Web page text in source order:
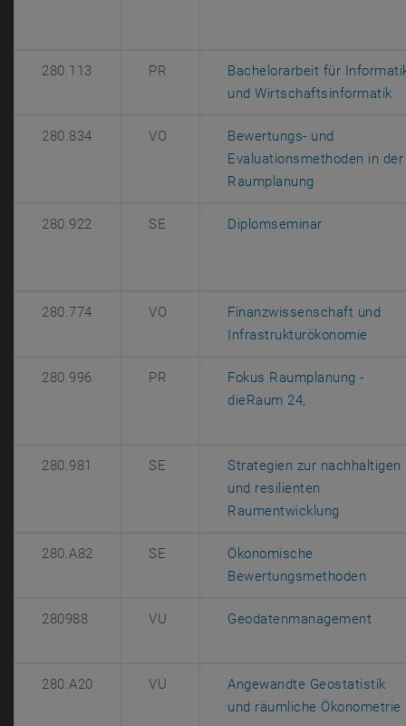
280.113 PR
Bachelorarbeit für
und Wirtschaftsinformatik,
280.834 VO
Bewertungs- und
Evaluationsmethoden in der
Raumplanung
280.922 SE Diplomseminar, öffnet eine
280.774 VO
Finanzwissenschaft und
Infrastrukturökonomie
280.996 PR
Fokus Raumplanung -
dieRaum 24,
280.981 SE
Strategien zur nachhaltigen
und resilienten
Raumentwicklung
280.A82 SE
Ökonomische
Bewertungsmethoden
280988 VU Geodatenmanagement
280.A20 VU
Angewandte Geostatistik
und räumliche Ökonometrie